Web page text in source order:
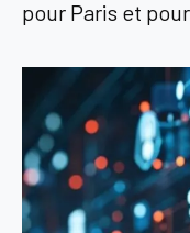
pour Paris et